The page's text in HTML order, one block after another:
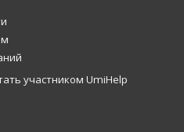
участником UmiHelp